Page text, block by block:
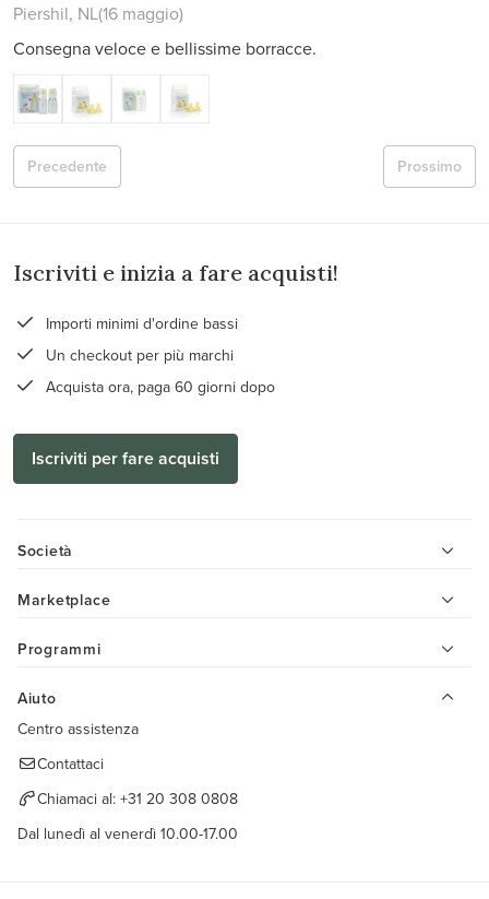
Piershil, NL(16 maggio)
Consegna veloce e bellissime borracce.
Prossimo
Precedente
Iscriviti e inizia a fare acquisti!
Importi minimi d'ordine bassi
Un checkout per più marchi
Acquista ora, paga 60 giorni dopo
Iscriviti per fare acquisti
Società
Marketplace
Programmi
Aiuto
Centro assistenza
Contattaci
Chiamaci al: +31 20 308 0808
Dal lunedì al venerdì 10.00-17.00